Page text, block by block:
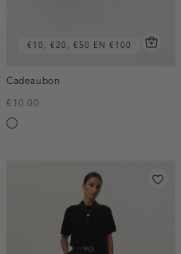
€10, €20, €50 EN €100
Cadeaubon
€10.00
Silver